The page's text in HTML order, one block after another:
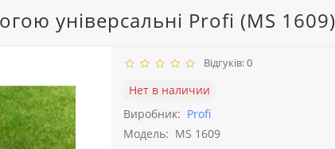
універсальні Profi (MS 1609)
Відгуків: 0
Нет в наличии
Виробник: Profi
Модель: MS 1609